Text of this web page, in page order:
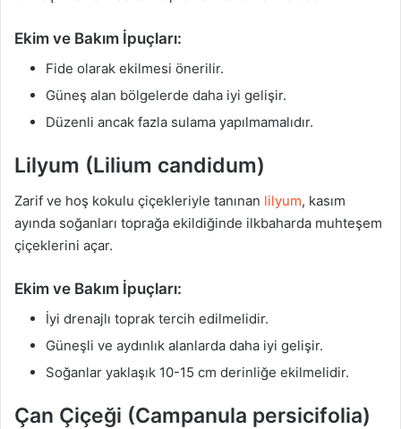
Ekim ve Bakım İpuçları:
Fide olarak ekilmesi önerilir.
Güneş alan bölgelerde daha iyi gelişir.
Düzenli ancak fazla sulama yapılmamalıdır.
Lilyum (Lilium candidum)
Zarif ve hoş kokulu çiçekleriyle tanınan lilyum, kasım
ayında soğanları toprağa ekildiğinde ilkbaharda muhteşem
çiçeklerini açar.
Ekim ve Bakım İpuçları:
İyi drenajlı toprak tercih edilmelidir.
Güneşli ve aydınlık alanlarda daha iyi gelişir.
Soğanlar yaklaşık 10-15 cm derinliğe ekilmelidir.
Çan Çiçeği (Campanula persicifolia)